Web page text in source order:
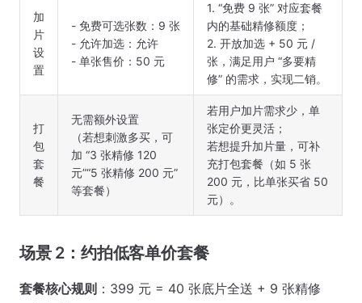
加
片
设
置
- 免费可选张数：9 张
- 允许加选：允许
- 单张售价：50 元
1. “免费 9 张” 对应套餐
内的基础精修额度；
2. 开放加选 + 50 元 /
张，满足用户 “多要精
修” 的需求，实现二销。
打
包
套
餐
无需额外设置
（若想刺激多买，可
加 “3 张精修 120
元”“5 张精修 200 元”
等套餐）
若用户加片需求少，单
张定价更灵活；
若想提升加片量，可补
充打包套餐（如 5 张
200 元，比单张买省 50
元）。
场景 2：约拍低客单价套餐
套餐核心规则 ：399 元 = 40 张底片全送 + 9 张精修